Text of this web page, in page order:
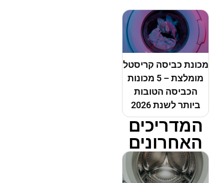
מכונת כביסה קריסטל
מומלצת – 5 מכונות
הכביסה הטובות
ביותר לשנת 2026
המדריכים
האחרונים